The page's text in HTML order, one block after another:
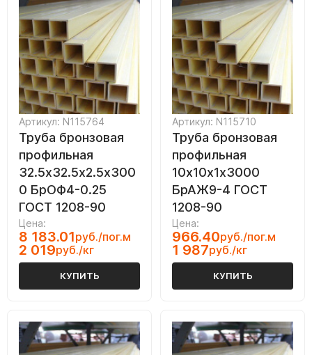
Артикул: N115764
Труба бронзовая
профильная
32.5х32.5х2.5х300
0 БрОФ4-0.25
ГОСТ 1208-90
Цена:
8 183.01руб./пог.м
2 019руб./кг
КУПИТЬ
Артикул: N115710
Труба бронзовая
профильная
10х10х1х3000
БрАЖ9-4 ГОСТ
1208-90
Цена:
966.40руб./пог.м
1 987руб./кг
КУПИТЬ